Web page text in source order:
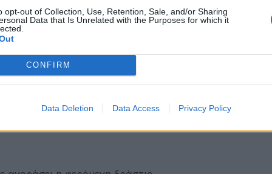
opt-out of Collection, Use, Retention, Sale, and/or Sharing
Data that Is Unrelated with the Purposes for which it
CONFIRM
Data Deletion Data Access Privacy Policy
1.100 ευρώ.
τμήμα και μου είπαν “κατηγορήσε για αυτό το
κατοχή της αντικλείδι της οικίας της παθούσας
για το μεταλλικό ρολό ασφαλείας του
την μπλέξουν.